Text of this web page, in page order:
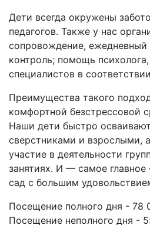
Дети всегда окружены
педагогов. Также у нас
сопровождение,
контроль; помощь
специалистов в
Преимущества такого
комфортной безстрессовой
Наши дети быстро
сверстниками и взрослыми,
участие в деятельности
занятиях. И — самое
сад с большим
Посещение полного дня - 78
Посещение неполного дня -